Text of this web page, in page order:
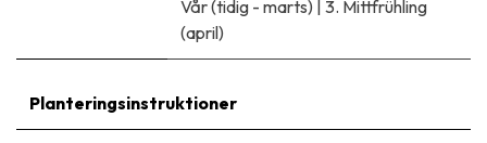
Vår (tidig - marts) 3. Mittfrühling
(april)
Planteringsinstruktioner